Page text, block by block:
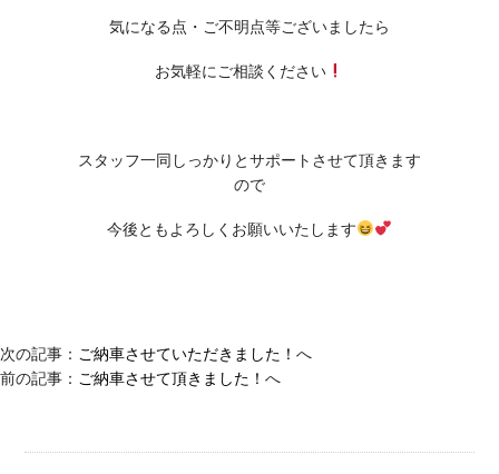
気になる点・ご不明点等ございましたら
お気軽にご相談ください
スタッフ一同しっかりとサポートさせて頂きます
ので
今後ともよろしくお願いいたします
次の記事： ご納車させていただきました！ へ
前の記事： ご納車させて頂きました！ へ